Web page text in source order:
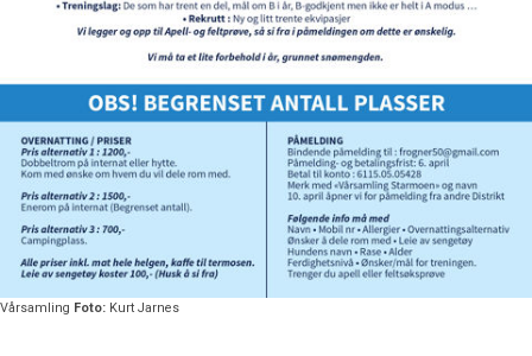
Vårsamling Foto: Kurt Jarnes